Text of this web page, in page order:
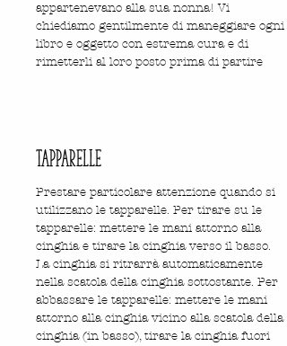
appartenevano alla sua nonna! Vi
chiediamo gentilmente di maneggiare ogni
libro e oggetto con estrema cura e di
rimetterli al loro posto prima di partire
tapparelle
Prestare particolare attenzione quando si
utilizzano le tapparelle. Per tirare su le
tapparelle: mettere le mani attorno alla
cinghia e tirare la cinghia verso il basso.
La cinghia si ritrarrà automaticamente
nella scatola della cinghia sottostante. Per
abbassare le tapparelle: mettere le mani
attorno alla cinghia vicino alla scatola della
cinghia (in basso), tirare la cinghia fuori